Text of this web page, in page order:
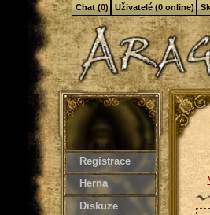
Registrace
Herna
Diskuze
Chat (0) Uživatelé (0 online)